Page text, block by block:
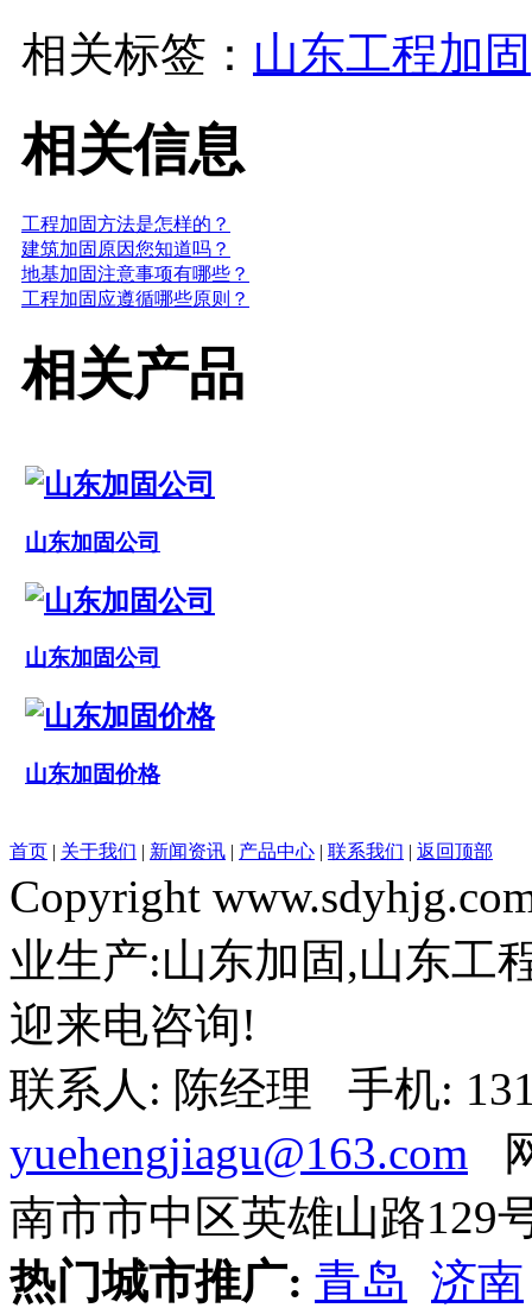
相关标签： 山东工程加固
相关信息
工程加固方法是怎样的？
建筑加固原因您知道吗？
地基加固注意事项有哪些？
工程加固应遵循哪些原则？
相关产品
山东加固公司
山东加固公司
山东加固价格
首页 | 关于我们 | 新闻资讯 | 产品中心 | 联系我们 | 返回顶部
Copyright
业生产:山东加固,山东工
迎来电咨询!
联系人: 陈经理 手机:
yuehengjiagu@163.com
南市市中区英雄山路129
热门城市推广: 青岛 济南